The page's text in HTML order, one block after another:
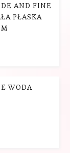
AND FINE
PŁASKA
WODA